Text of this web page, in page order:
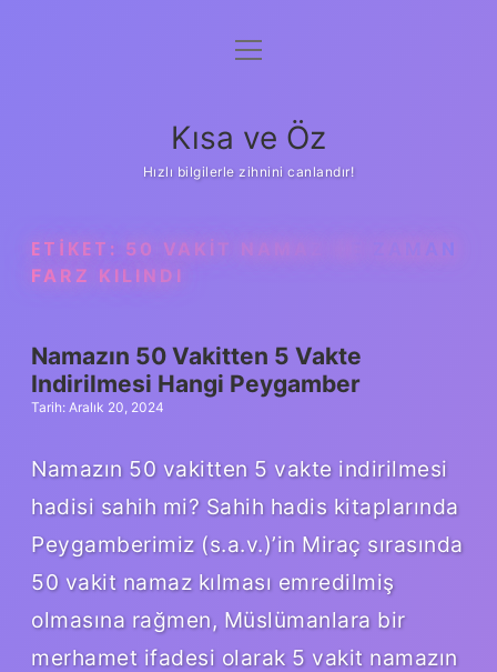
Anasayfa
Yasal Uyarı
menüyü
Kısa ve Öz
Hızlı bilgilerle zihnini canlandır!
ETIKET: 50 VAKIT NAMAZ NE ZAMAN
FARZ KILINDI
Namazın 50 Vakitten 5 Vakte
Indirilmesi Hangi Peygamber
Tarih: Aralık 20, 2024
Namazın 50 vakitten 5 vakte indirilmesi
hadisi sahih mi? Sahih hadis kitaplarında
Peygamberimiz (s.a.v.)’in Miraç sırasında
50 vakit namaz kılması emredilmiş
olmasına rağmen, Müslümanlara bir
merhamet ifadesi olarak 5 vakit namazın